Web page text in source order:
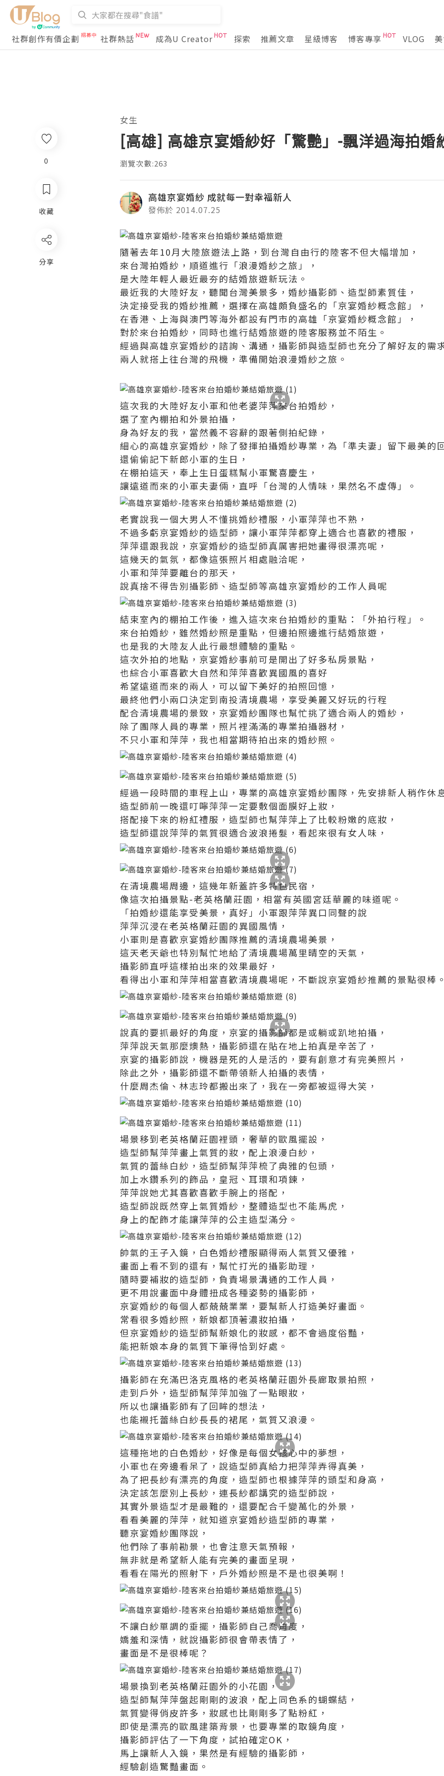
社群創作有價企劃 社群熱話 成為U Creator 探索 推薦文章 星級博客 博客專享 VLOG
0
收藏
分享
女生
[高雄] 高雄京宴婚紗好「驚艷」-飄洋過海拍婚
瀏覽次數:263
高雄京宴婚紗 成就每一對幸福新人
發佈於 2014.07.25
隨著去年10月大陸旅遊法上路，到台灣自由行的陸客不但大幅增加，
來台灣拍婚紗，順道進行「浪漫婚紗之旅」，
是大陸年輕人最近最夯的結婚旅遊新玩法。
最近我的大陸好友，聽聞台灣美景多，婚紗攝影師、造型師素質佳，
決定接受我的婚紗推薦，選擇在高雄頗負盛名的「京宴婚紗概念館」，
在香港、上海與澳門等海外都設有門市的高雄「京宴婚紗概念館」，
對於來台拍婚紗，同時也進行結婚旅遊的陸客服務並不陌生。
經過與高雄京宴婚紗的諮詢、溝通，攝影師與造型師也充分了解好友的需
兩人就搭上往台灣的飛機，準備開始浪漫婚紗之旅。
這次我的大陸好友小軍和他老婆萍萍來台拍婚紗，
選了室內棚拍和外景拍攝，
身為好友的我，當然義不容辭的跟著側拍紀錄，
細心的高雄京宴婚紗，除了發揮拍攝婚紗專業，為「準夫妻」留下最美的
還偷偷記下新郎小軍的生日，
在棚拍這天，奉上生日蛋糕幫小軍驚喜慶生，
讓遠道而來的小軍夫妻倆，直呼「台灣的人情味，果然名不虛傳」。
老實說我一個大男人不懂挑婚紗禮服，小軍萍萍也不熟，
不過多虧京宴婚紗的造型師，讓小軍萍萍都穿上適合也喜歡的禮服，
萍萍還跟我說，京宴婚紗的造型師真厲害把她畫得很漂亮呢，
這幾天的氣氛，都像這張照片相處融洽呢，
小軍和萍萍要離台的那天，
說真捨不得告別攝影師、造型師等高雄京宴婚紗的工作人員呢
結束室內的棚拍工作後，進入這次來台拍婚紗的重點：「外拍行程」。
來台拍婚紗，雖然婚紗照是重點，但邊拍照邊進行結婚旅遊，
也是我的大陸友人此行最想體驗的重點。
這次外拍的地點，京宴婚紗事前可是開出了好多私房景點，
也綜合小軍喜歡大自然和萍萍喜歡異國風的喜好
希望遠道而來的兩人，可以留下美好的拍照回憶，
最終他們小兩口決定到南投清境農場，享受美麗又好玩的行程
配合清境農場的景致，京宴婚紗團隊也幫忙挑了適合兩人的婚紗，
除了團隊人員的專業，照片裡滿滿的專業拍攝器材，
不只小軍和萍萍，我也相當期待拍出來的婚紗照。
經過一段時間的車程上山，專業的高雄京宴婚紗團隊，先安排新人稍作休
造型師前一晚還叮嚀萍萍一定要敷個面膜好上妝，
搭配接下來的粉紅禮服，造型師也幫萍萍上了比較粉嫩的底妝，
造型師還說萍萍的氣質很適合波浪捲髮，看起來很有女人味，
在清境農場周邊，這幾年新蓋許多特色民宿，
像這次拍攝景點-老英格蘭莊園，相當有英國宮廷華麗的味道呢。
「拍婚紗還能享受美景，真好」小軍跟萍萍異口同聲的說
萍萍沉浸在老英格蘭莊園的異國風情，
小軍則是喜歡京宴婚紗團隊推薦的清境農場美景，
這天老天爺也特別幫忙地給了清境農場萬里晴空的天氣，
攝影師直呼這樣拍出來的效果最好，
看得出小軍和萍萍相當喜歡清境農場呢，不斷說京宴婚紗推薦的景點很棒
說真的要抓最好的角度，京宴的攝影師都是或躺或趴地拍攝，
萍萍說天氣那麼燠熱，攝影師還在貼在地上拍真是辛苦了，
京宴的攝影師說，機器是死的人是活的，要有創意才有完美照片，
除此之外，攝影師還不斷帶領新人拍攝的表情，
什麼周杰倫、林志玲都搬出來了，我在一旁都被逗得大笑，
場景移到老英格蘭莊園裡頭，奢華的歐風擺設，
造型師幫萍萍畫上氣質的妝，配上浪漫白紗，
氣質的蕾絲白紗，造型師幫萍萍梳了典雅的包頭，
加上水鑽系列的飾品，皇冠、耳環和項鍊，
萍萍說她尤其喜歡喜歡手腕上的搭配，
造型師說既然穿上氣質婚紗，整體造型也不能馬虎，
身上的配飾才能讓萍萍的公主造型滿分。
帥氣的王子入鏡，白色婚紗禮服顯得兩人氣質又優雅，
畫面上看不到的還有，幫忙打光的攝影助理，
隨時要補妝的造型師，負責場景溝通的工作人員，
更不用說畫面中身體扭成各種姿勢的攝影師，
京宴婚紗的每個人都兢兢業業，要幫新人打造美好畫面。
常看很多婚紗照，新娘都頂著濃妝拍攝，
但京宴婚紗的造型師幫新娘化的妝感，都不會過度俗豔，
能把新娘本身的氣質下筆得恰到好處。
攝影師在充滿巴洛克風格的老英格蘭莊園外長廊取景拍照，
走到戶外，造型師幫萍萍加強了一點眼妝，
所以也讓攝影師有了回眸的想法，
也能襯托蕾絲白紗長長的裙尾，氣質又浪漫。
這種拖地的白色婚紗，好像是每個女孩心中的夢想，
小軍也在旁邊看呆了，說造型師真給力把萍萍弄得真美，
為了把長紗有漂亮的角度，造型師也根據萍萍的頭型和身高，
決定該怎麼別上長紗，連長紗都講究的造型師說，
其實外景造型才是最難的，還要配合千變萬化的外景，
看看美麗的萍萍，就知道京宴婚紗造型師的專業，
聽京宴婚紗團隊說，
他們除了事前勘景，也會注意天氣預報，
無非就是希望新人能有完美的畫面呈現，
看看在陽光的照射下，戶外婚紗照是不是也很美啊！
不讓白紗單調的垂擺，攝影師自己喬角度，
嬌羞和深情，就說攝影師很會帶表情了，
畫面是不是很棒呢？
場景換到老英格蘭莊園外的小花園，
造型師幫萍萍盤起剛剛的波浪，配上同色系的蝴蝶結，
氣質變得俏皮許多，妝感也比剛剛多了點粉紅，
即使是漂亮的歐風建築背景，也要專業的取鏡角度，
攝影師評估了一下角度，試拍確定OK，
馬上讓新人入鏡，果然是有經驗的攝影師，
經驗創造驚豔畫面。